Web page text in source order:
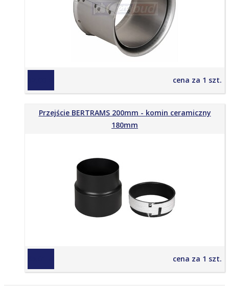
cena za 1 szt.
Przejście BERTRAMS 200mm - komin ceramiczny
180mm
cena za 1 szt.